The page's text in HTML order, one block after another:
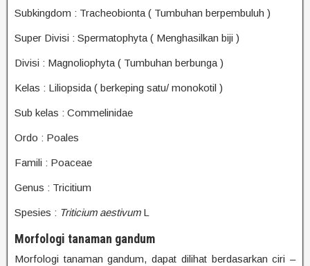
Subkingdom : Tracheobionta ( Tumbuhan berpembuluh )
Super Divisi : Spermatophyta ( Menghasilkan biji )
Divisi : Magnoliophyta ( Tumbuhan berbunga )
Kelas : Liliopsida ( berkeping satu/ monokotil )
Sub kelas : Commelinidae
Ordo : Poales
Famili : Poaceae
Genus : Tricitium
Spesies : Triticium aestivum L
Morfologi tanaman gandum
Morfologi tanaman gandum, dapat dilihat berdasarkan ciri –